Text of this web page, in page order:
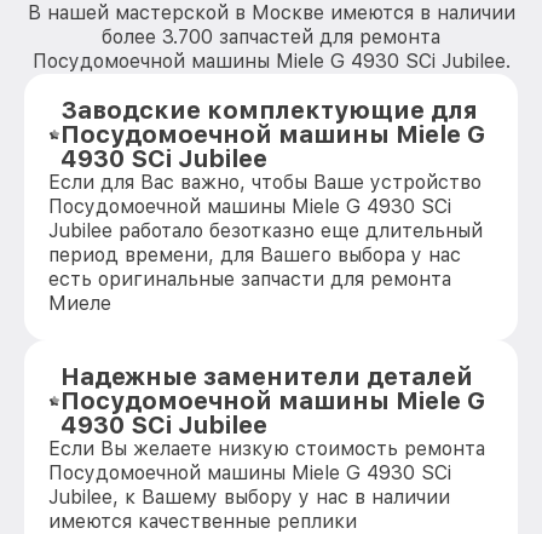
В нашей мастерской в Москве имеются в наличии
более 3.700 запчастей для ремонта
Посудомоечной машины Miele G 4930 SCi Jubilee.
Заводские комплектующие для
Посудомоечной машины Miele G
4930 SCi Jubilee
Если для Вас важно, чтобы Ваше устройство
Посудомоечной машины Miele G 4930 SCi
Jubilee работало безотказно еще длительный
период времени, для Вашего выбора у нас
есть оригинальные запчасти для ремонта
Миеле
Надежные заменители деталей
Посудомоечной машины Miele G
4930 SCi Jubilee
Если Вы желаете низкую стоимость ремонта
Посудомоечной машины Miele G 4930 SCi
Jubilee, к Вашему выбору у нас в наличии
имеются качественные реплики